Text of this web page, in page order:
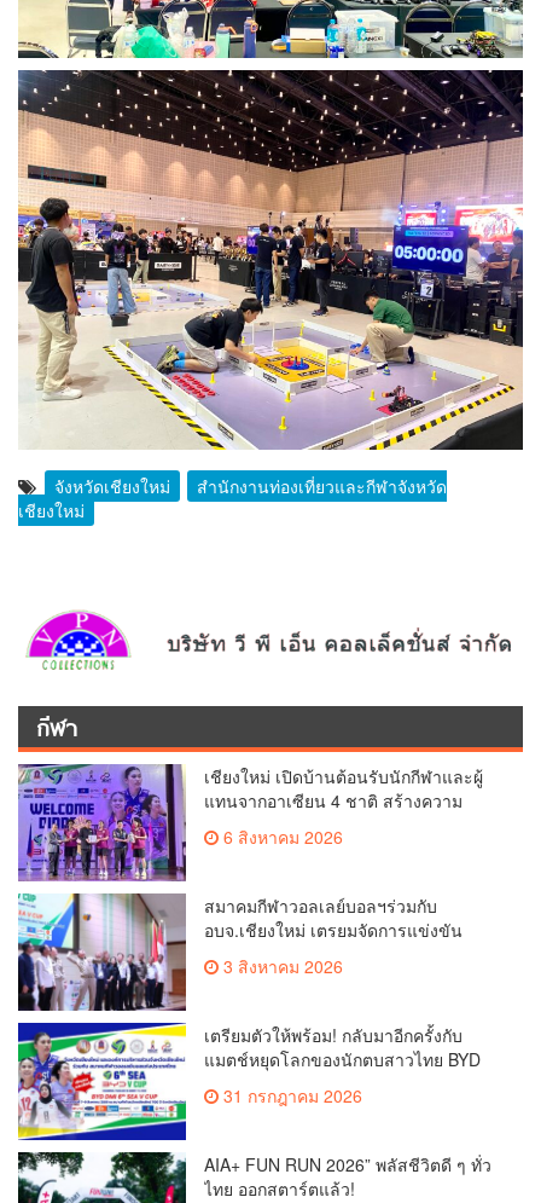
จังหวัดเชียงใหม่
สำนักงานท่องเที่ยวและกีฬาจังหวัด
เชียงใหม่
กีฬา
เชียงใหม่ เปิดบ้านต้อนรับนักกีฬาและผู้
แทนจากอาเซียน 4 ชาติ สร้างความ
DMI 6th SEA V Cup
6 สิงหาคม 2026
สมาคมกีฬาวอลเลย์บอลฯร่วมกับ
อบจ.เชียงใหม่ เตรยมจัดการแข่งขัน
CUP 2026 ระหว่างวันที่ 7 – 9 สิงหาคมนี้
3 สิงหาคม 2026
เตรียมตัวให้พร้อม! กลับมาอีกครั้งกับ
แมตช์หยุดโลกของนักตบสาวไทย BYD
DMI 6th SEA V Cup
31 กรกฎาคม 2026
AIA+ FUN RUN 2026” พลัสชีวิตดี ๆ ทั่ว
ไทย ออกสตาร์ตแล้ว!